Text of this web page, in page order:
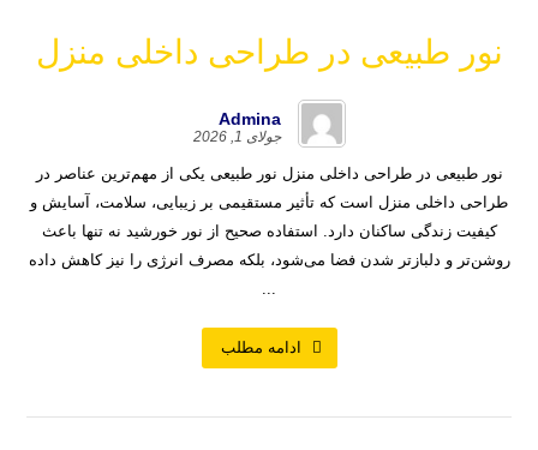
نور طبیعی در طراحی داخلی منزل
Admina
جولای 1, 2026
نور طبیعی در طراحی داخلی منزل نور طبیعی یکی از مهم‌ترین عناصر در
طراحی داخلی منزل است که تأثیر مستقیمی بر زیبایی، سلامت، آسایش و
کیفیت زندگی ساکنان دارد. استفاده صحیح از نور خورشید نه تنها باعث
روشن‌تر و دلبازتر شدن فضا می‌شود، بلکه مصرف انرژی را نیز کاهش داده
ادامه مطلب